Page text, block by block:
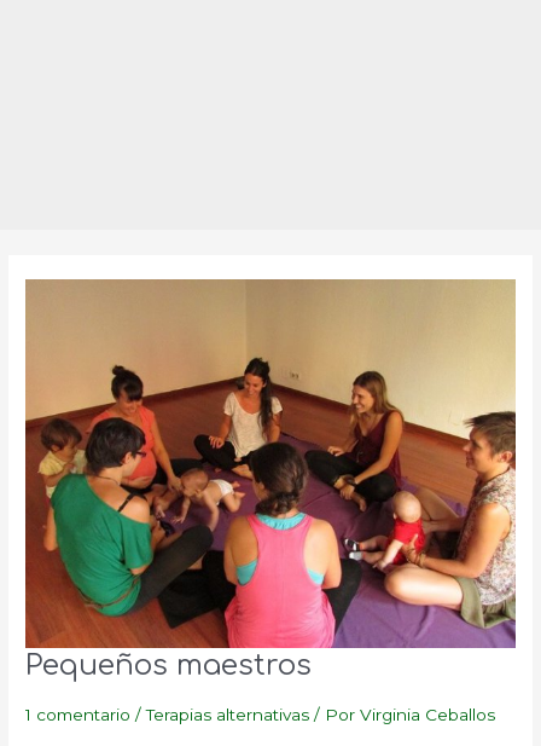
Pequeños maestros
1 comentario /Terapias alternativas / PorVirginia Ceballos